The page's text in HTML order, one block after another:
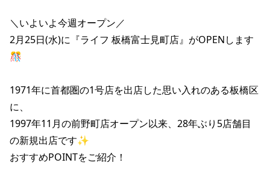
＼いよいよ今週オープン／
2月25日(水)に『ライフ 板橋富士見町店』がOPENします
🎊
1971年に首都圏の1号店を出店した思い入れのある板橋区
に、
1997年11月の前野町店オープン以来、28年ぶり5店舗目
の新規出店です✨
おすすめPOINTをご紹介！